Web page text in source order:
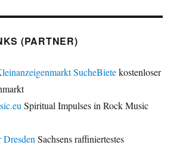
(PARTNER)
SucheBietekostenloser
Spiritual Impulses in Rock Music
Dresden Sachsens raffiniertestes